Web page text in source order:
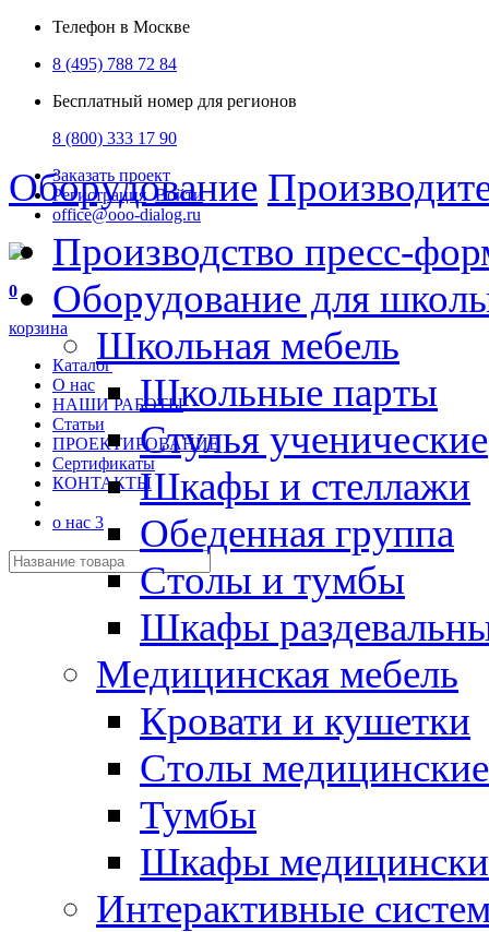
Телефон в Москве
8 (495) 788 72 84
Бесплатный номер для регионов
8 (800) 333 17 90
Заказать проект
Регистрация Войти
office@ooo-dialog.ru
0
корзина
Каталог
О нас
НАШИ РАБОТЫ
Статьи
ПРОЕКТИРОВАНИЕ
Сертификаты
КОНТАКТЫ
о нас 3
Оборудование
Производство пресс-
Оборудование для
Школьная мебель
Школьные парты
Стулья ученические
Шкафы и стеллажи
Обеденная группа
Столы и тумбы
Шкафы
Медицинская мебель
Кровати и кушетки
Столы медицинские
Тумбы
Шкафы
Интерактивные